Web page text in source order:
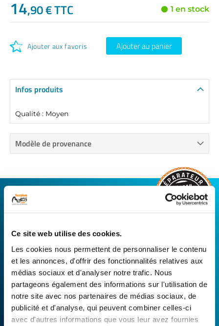
Ce site web utilise des cookies.
Les cookies nous permettent de personnaliser le contenu
et les annonces, d'offrir des fonctionnalités relatives aux
médias sociaux et d'analyser notre trafic. Nous
partageons également des informations sur l'utilisation de
notre site avec nos partenaires de médias sociaux, de
publicité et d'analyse, qui peuvent combiner celles-ci
avec d'autres informations que vous leur avez fournies
14,90 € TTC 1 en stock
Ajouter aux favoris Ajouter au panier
Infos produits
Qualité : Moyen
Modèle de provenance
CONNECTEZ-VOUS AVEC VOTRE
RÉPARATEUR FAVORI
Avec Surplus Motos, bénéficiez de l’expertise
technique de notre réseau de Réparateurs-
Distributeurs. De l’achat depièces scooters
d’occasion garanties à la révision complète de
votre 2 roues, trouvez le garage le plus proche de
chez vous.
Rechercher par...